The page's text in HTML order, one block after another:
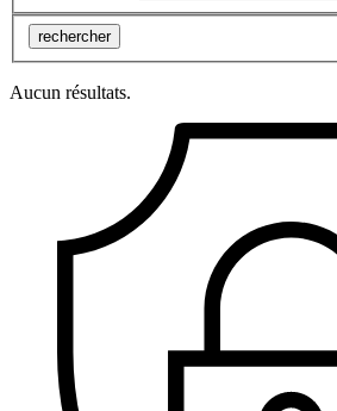
rechercher
Aucun résultats.